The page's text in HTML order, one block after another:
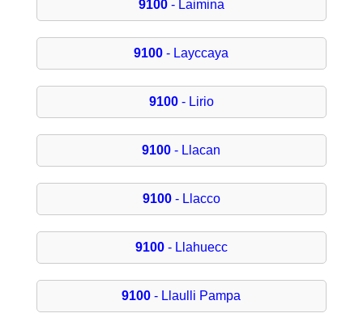
9100- Laimina
9100 - Layccaya
9100- Lirio
9100 - Llacan
9100- Llacco
9100- Llahuecc
9100 - Llaulli Pampa